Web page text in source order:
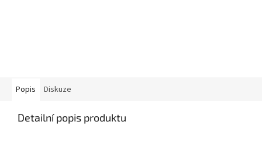
Popis Diskuze
Detailní popis produktu